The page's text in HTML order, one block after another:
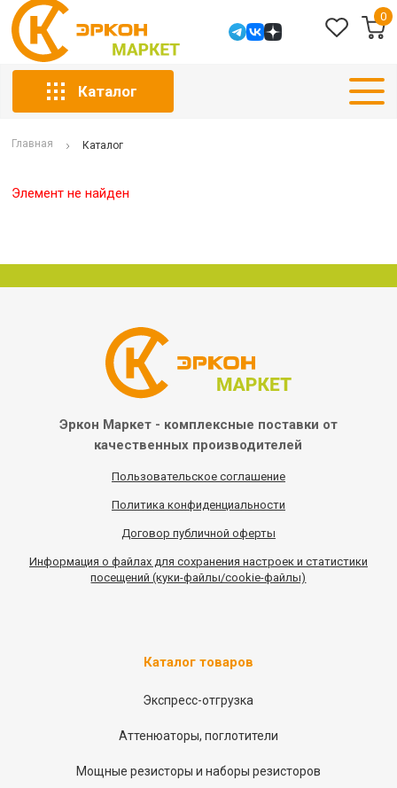
0
Каталог
Главная Каталог
Элемент не найден
Эркон Маркет - комплексные поставки от
качественных производителей
Пользовательское соглашение
Политика конфиденциальности
Договор публичной оферты
Информация о файлах для сохранения настроек и статистики
посещений (куки-файлы/cookie-файлы)
Каталог товаров
Экспресс-отгрузка
Аттенюаторы, поглотители
Мощные резисторы и наборы резисторов